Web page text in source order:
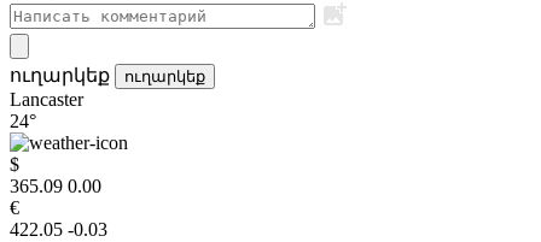
ուղարկեք ուղարկեք
Lancaster
24°
$
365.09 0.00
€
422.05 -0.03